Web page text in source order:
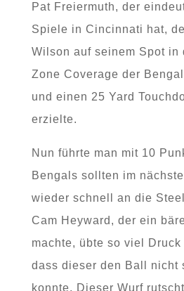
Pat Freiermuth, der
Spiele in Cincinnati hat,
Wilson auf seinem Spot in
Zone Coverage der
und einen 25 Yard
erzielte.
Nun führte man mit 10
Bengals sollten im
wieder schnell an die
Cam Heyward, der ein
machte, übte so viel
dass dieser den Ball nicht
konnte. Dieser Wurf